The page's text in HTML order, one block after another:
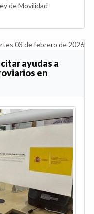
de Movilidad
03 de febrero de 2026
ayudas a
en